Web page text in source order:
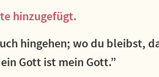
hinzugefügt.
hingehen; wo du bleibst,
Gott ist mein Gott.”